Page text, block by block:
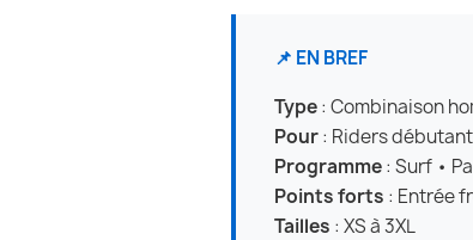
📌 EN BREF
Type: Combinaison
Pour: Riders
Programme: Surf •
Points forts : Entrée
Tailles : XS à 3XL